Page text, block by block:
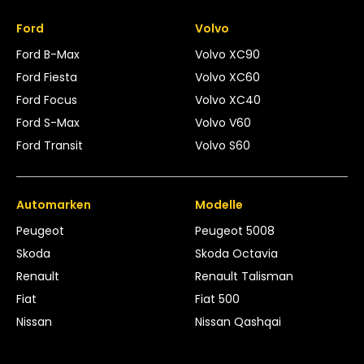
Ford
Ford B-Max
Ford Fiesta
Ford Focus
Ford S-Max
Ford Transit
Volvo
Volvo XC90
Volvo XC60
Volvo XC40
Volvo V60
Volvo S60
Automarken
Peugeot
Skoda
Renault
Fiat
Nissan
Modelle
Peugeot 5008
Skoda Octavia
Renault Talisman
Fiat 500
Nissan Qashqai